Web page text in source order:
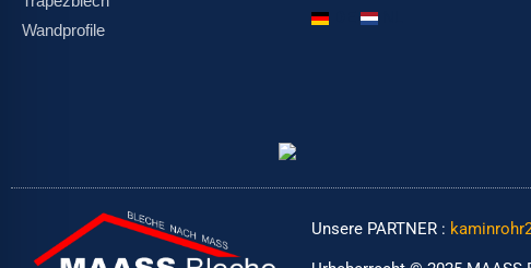
Wandprofile
Unsere PARTNER :